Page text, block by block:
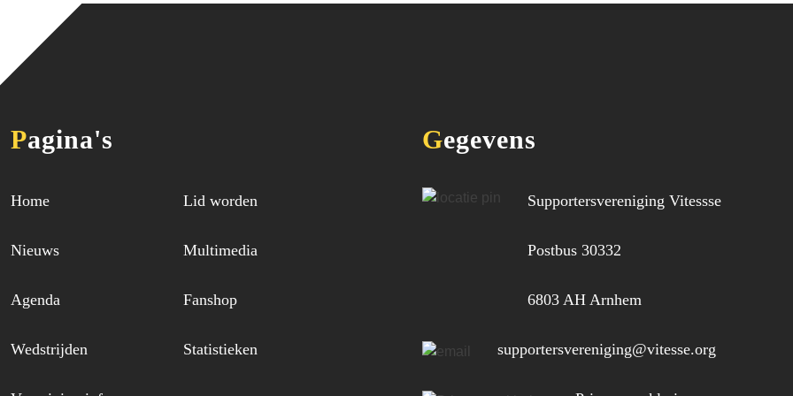
Pagina's
Home
Nieuws
Agenda
Wedstrijden
Lid worden
Multimedia
Fanshop
Statistieken
Gegevens
Supportersvereniging Vitessse
Postbus 30332
6803 AH Arnhem
supportersvereniging@vitesse.org